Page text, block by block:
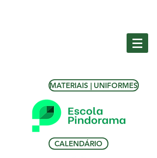
MATERIAIS | UNIFORMES
CALENDÁRIO